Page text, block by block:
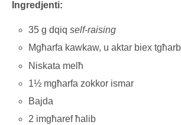
Ingredjenti:
35 g dqiqself-raising
Mgħarfa kawkaw, u aktar biex
Niskata melħ
1½ mgħarfa zokkor ismar
Bajda
2 imgħaref ħalib